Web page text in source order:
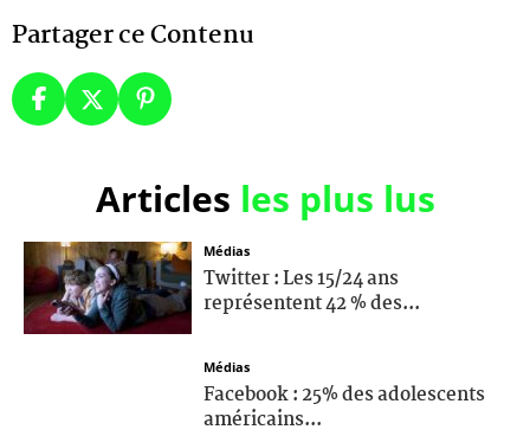
Partager ce Contenu
Articles les plus lus
Médias
Twitter : Les 15/24 ans
représentent 42 % des...
Médias
Facebook : 25% des adolescents
américains...